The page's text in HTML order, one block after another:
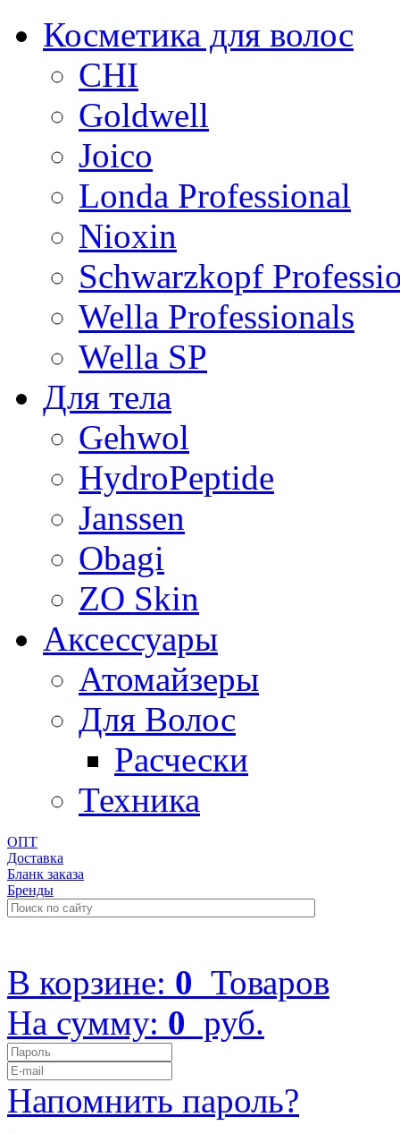
Косметика для волос
CHI
Goldwell
Joico
Londa Professional
Nioxin
Schwarzkopf
Wella Professionals
Wella SP
Для тела
Gehwol
HydroPeptide
Janssen
Obagi
ZO Skin
Aксессуары
Атомайзеры
Для Волос
Расчески
Техника
ОПТ
Доставка
Бланк заказа
Бренды
В корзине: 0 Товаров
На сумму: 0 руб.
Напомнить пароль?